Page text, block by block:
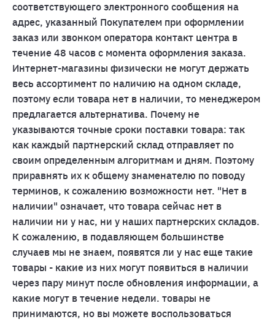
соответствующего электронного сообщения на
адрес, указанный Покупателем при оформлении
заказ или звонком оператора контакт центра в
течение 48 часов с момента оформления заказа.
Интернет-магазины физически не могут держать
весь ассортимент по наличию на одном складе,
поэтому если товара нет в наличии, то менеджером
предлагается альтернатива. Почему не
указываются точные сроки поставки товара: так
как каждый партнерский склад отправляет по
своим определенным алгоритмам и дням. Поэтому
приравнять их к общему знаменателю по поводу
терминов, к сожалению возможности нет. "Нет в
наличии" означает, что товара сейчас нет в
наличии ни у нас, ни у наших партнерских складов.
К сожалению, в подавляющем большинстве
случаев мы не знаем, появятся ли у нас еще такие
товары - какие из них могут появиться в наличии
через пару минут после обновления информации, а
какие могут в течение недели. товары не
принимаются, но вы можете воспользоваться